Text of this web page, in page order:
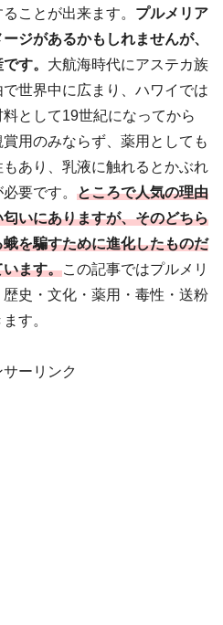
ことが出来ます。 プルメリア
ジがあるかもしれませんが、
す。 大航海時代にアステカ族
世界中に広まり、ハワイでは
として19世紀になってから
用のみならず、薬用としても
あり、乳液に触れるとかぶれ
要です。 ところで人気の理由
いにありますが、そのどちら
を騙すために進化したものだ
います。この記事ではプルメリ
史・文化・薬用・毒性・送粉
す。
サーリンク